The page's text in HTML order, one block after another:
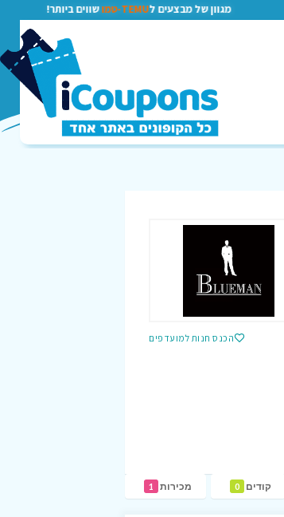
מגוון של מבצעים לTEMU-טמו שווים ביותר!
הכנס חנות למועדפים
קודים 0 מכירות 1